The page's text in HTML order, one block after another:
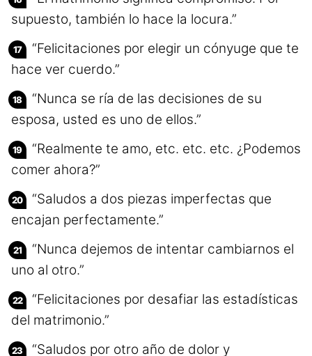
supuesto, también lo hace la locura.”
“Felicitaciones por elegir un cónyuge que te
hace ver cuerdo.”
“Nunca se ría de las decisiones de su
esposa, usted es uno de ellos.”
“Realmente te amo, etc. etc. etc. ¿Podemos
comer ahora?”
“Saludos a dos piezas imperfectas que
encajan perfectamente.”
“Nunca dejemos de intentar cambiarnos el
uno al otro.”
“Felicitaciones por desafiar las estadísticas
del matrimonio.”
“Saludos por otro año de dolor y